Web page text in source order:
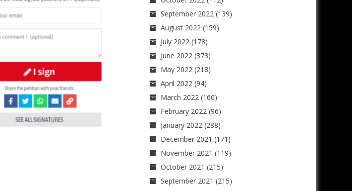
September 2022(139)
August 2022(159)
July 2022(178)
June 2022(373)
May 2022(218)
April 2022(94)
March 2022(160)
February 2022(96)
January 2022(288)
December 2021 (171)
November 2021 (119)
October 2021 (215)
September 2021 (215)